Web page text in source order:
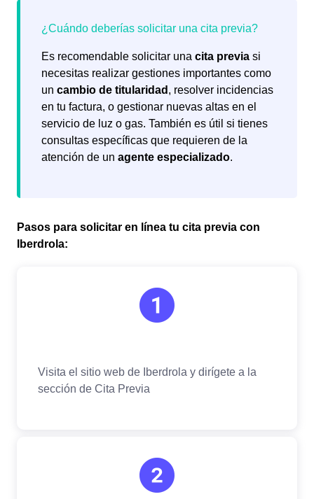
Es recomendable solicitar una cita previa si
necesitas realizar gestiones importantes como
un cambio de titularidad , resolver incidencias
en tu factura, o gestionar nuevas altas en el
servicio de luz o gas. También es útil si tienes
consultas específicas que requieren de la
atención de un agente especializado.
Pasos para solicitar en línea tu cita previa con
Iberdrola: